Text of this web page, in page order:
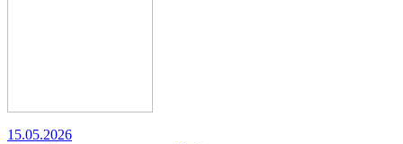
15.05.2026